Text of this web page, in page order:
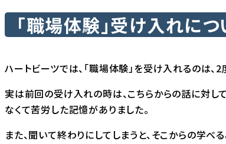
「職場体験」受け入れに
ハートビーツでは、「職場体験」を受け入れるのは、
実は前回の受け入れの時は、こちらからの話に対し
なくて苦労した記憶がありました。
また、聞いて終わりにしてしまうと、そこからの学